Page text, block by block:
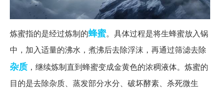
炼蜜指的是经过炼制的蜂蜜。具体过程是将生蜂蜜放入锅
中，加入适量的沸水，煮沸后去除浮沫，再通过筛滤去除
杂质 ，继续炼制直到蜂蜜变成金黄色的浓稠液体。炼蜜的
目的是去除杂质、蒸发部分水分、破坏酵素、杀死微生